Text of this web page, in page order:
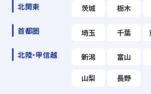
北関東 茨城 栃木
首都圏 埼玉 千葉
北陸・甲信越 新潟 富山
山梨 長野